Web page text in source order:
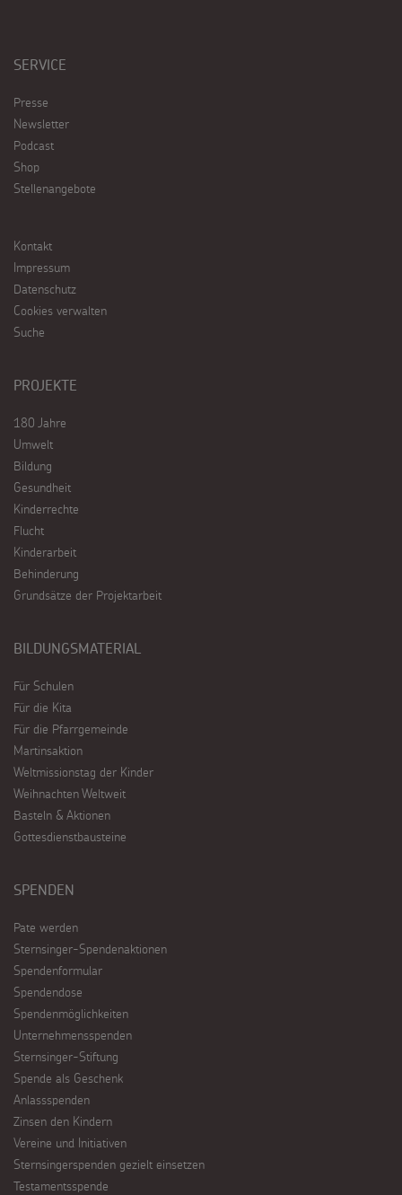
SERVICE
Presse
Newsletter
Podcast
Shop
Stellenangebote
Kontakt
Impressum
Datenschutz
Cookies verwalten
Suche
PROJEKTE
180 Jahre
Umwelt
Bildung
Gesundheit
Kinderrechte
Flucht
Kinderarbeit
Behinderung
Grundsätze der Projektarbeit
BILDUNGSMATERIAL
Für Schulen
Für die Kita
Für die Pfarrgemeinde
Martinsaktion
Weltmissionstag der Kinder
Weihnachten Weltweit
Basteln & Aktionen
Gottesdienstbausteine
SPENDEN
Pate werden
Sternsinger-Spendenaktionen
Spendenformular
Spendendose
Spendenmöglichkeiten
Unternehmensspenden
Sternsinger-Stiftung
Spende als Geschenk
Anlassspenden
Zinsen den Kindern
Vereine und Initiativen
Sternsingerspenden gezielt einsetzen
Testamentsspende